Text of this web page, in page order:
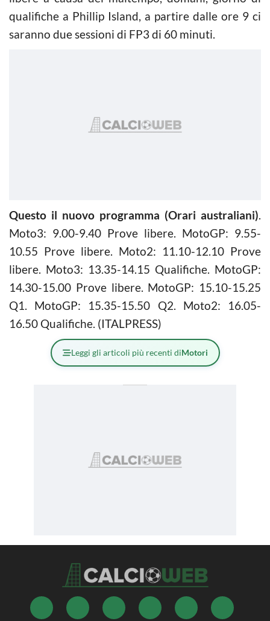
qualifiche a Phillip Island, a partire dalle ore 9 ci
saranno due sessioni di FP3 di 60 minuti.
Questo il nuovo programma (Orari australiani).
Moto3: 9.00-9.40 Prove libere. MotoGP: 9.55-
10.55 Prove libere. Moto2: 11.10-12.10 Prove
libere. Moto3: 13.35-14.15 Qualifiche. MotoGP:
14.30-15.00 Prove libere. MotoGP: 15.10-15.25
Q1. MotoGP: 15.35-15.50 Q2. Moto2: 16.05-
16.50 Qualifiche. (ITALPRESS)
Leggi gli articoli più recenti diMotori